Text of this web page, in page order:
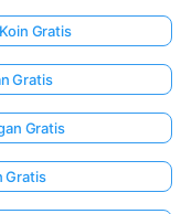
Gratis
Gratis
Gratis
Gratis